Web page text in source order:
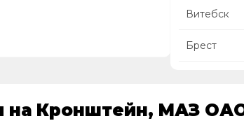
Витебск
Брест
на Кронштейн, МАЗ